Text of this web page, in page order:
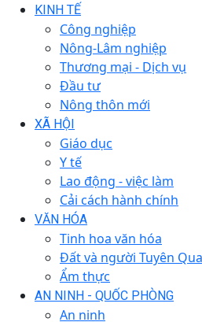
KINH TẾ
Công nghiệp
Nông-Lâm nghiệp
Thương mại - Dịch vụ
Đầu tư
Nông thôn mới
XÃ HỘI
Giáo dục
Y tế
Lao động - việc làm
Cải cách hành chính
VĂN HÓA
Tinh hoa văn hóa
Đất và người Tuyên
Ẩm thực
AN NINH - QUỐC PHÒNG
An ninh